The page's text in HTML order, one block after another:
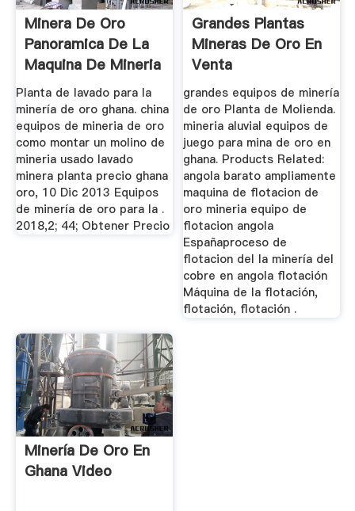
Minera De Oro
Panoramica De La
Maquina De Mineria
De Oro ...
Planta de lavado para la
minería de oro ghana. china
equipos de mineria de oro
como montar un molino de
mineria usado lavado
minera planta precio ghana
oro, 10 Dic 2013 Equipos
de minería de oro para la .
2018,2; 44; Obtener Precio
Grandes Plantas
Mineras De Oro En
Venta
grandes equipos de minería
de oro Planta de Molienda.
mineria aluvial equipos de
juego para mina de oro en
ghana. Products Related:
angola barato ampliamente
maquina de flotacion de
oro mineria equipo de
flotacion angola
Españaproceso de
flotacion del la minería del
cobre en angola flotación
Máquina de la flotación,
flotación, flotación .
Minería De Oro En
Ghana Video